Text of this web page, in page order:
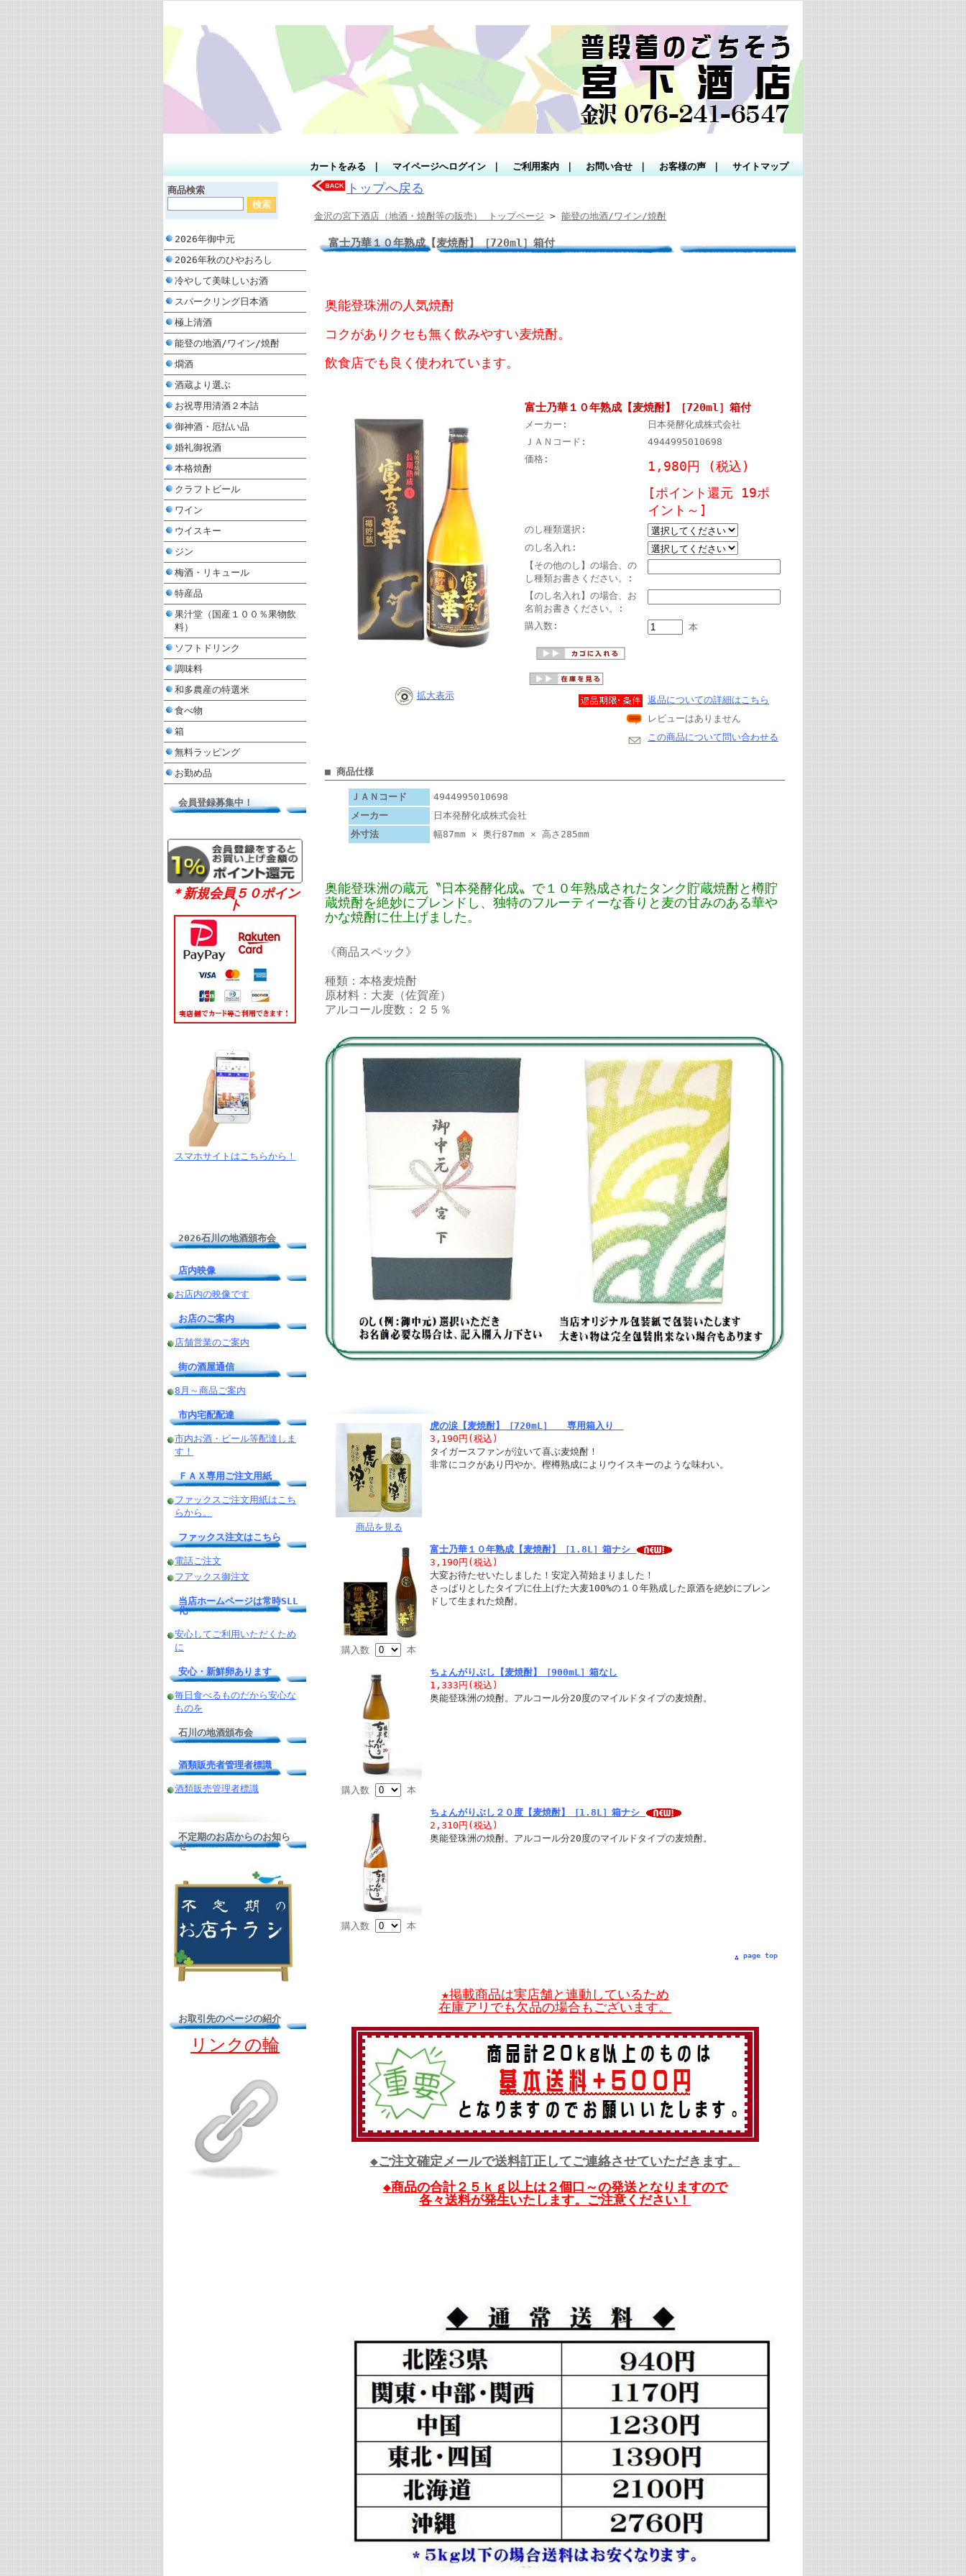
カートをみる マイページへログイン ご利用案内 お問い合せ お客様の声 サイトマップ
商品検索
2026年御中元
2026年秋のひやおろし
冷やして美味しいお酒
スパークリング日本酒
極上清酒
能登の地酒/ワイン/焼酎
燗酒
酒蔵より選ぶ
お祝専用清酒２本詰
御神酒・厄払い品
婚礼御祝酒
本格焼酎
クラフトビール
ワイン
ウイスキー
ジン
梅酒・リキュール
特産品
果汁堂（国産１００％果物飲
料）
ソフトドリンク
調味料
和多農産の特選米
食べ物
箱
無料ラッピング
お勤め品
会員登録募集中！
＊新規会員５０ポイン
ト
スマホサイトはこちらから！
2026石川の地酒頒布会
店内映像
お店内の映像です
お店のご案内
店舗営業のご案内
街の酒屋通信
8月～商品ご案内
市内宅配配達
市内お酒・ビール等配達しま
す！
ＦＡＸ専用ご注文用紙
ファックスご注文用紙はこち
らから。
ファックス注文はこちら
電話ご注文
フアックス御注文
当店ホームページは常時SLL
化
安心してご利用いただくため
に
安心・新鮮卵あります
毎日食べるものだから安心な
ものを
石川の地酒頒布会
酒類販売者管理者標識
酒類販売管理者標識
不定期のお店からのお知ら
せ
お取引先のページの紹介
リンクの輪
トップへ戻る
金沢の宮下酒店（地酒・焼酎等の販売） トップページ > 能登の地酒/ワイン/焼酎
富士乃華１０年熟成【麦焼酎】［720ml］箱付
奥能登珠洲の人気焼酎
コクがありクセも無く飲みやすい麦焼酎。
飲食店でも良く使われています。
拡大表示
富士乃華１０年熟成【麦焼酎】［720ml］箱付
メーカー:
日本発酵化成株式会社
ＪＡＮコード:
4944995010698
価格:
1,980円 (税込)
[ポイント還元 19ポ
イント～]
のし種類選択:
のし名入れ:
【その他のし】の場合、の
し種類お書きください。:
【のし名入れ】の場合、お
名前お書きください。:
購入数:
本
返品についての詳細はこちら
レビューはありません
この商品について問い合わせる
■ 商品仕様
ＪＡＮコード
4944995010698
メーカー
日本発酵化成株式会社
外寸法
幅87mm × 奥行87mm × 高さ285mm
奥能登珠洲の蔵元〝日本発酵化成〟で１０年熟成されたタンク貯蔵焼酎と樽貯
蔵焼酎を絶妙にブレンドし、独特のフルーティーな香りと麦の甘みのある華や
かな焼酎に仕上げました。
《商品スペック》
種類：本格麦焼酎
原材料：大麦（佐賀産）
アルコール度数：２５％
商品を見る
虎の涙【麦焼酎】［720mL］ 専用箱入り
3,190円(税込)
タイガースファンが泣いて喜ぶ麦焼酎！
非常にコクがあり円やか。樫樽熟成によりウイスキーのような味わい。
購入数 本
富士乃華１０年熟成【麦焼酎】［1.8L］箱ナシ
3,190円(税込)
大変お待たせいたしました！安定入荷始まりました！
さっぱりとしたタイプに仕上げた大麦100%の１０年熟成した原酒を絶妙にブレン
ドして生まれた焼酎。
購入数 本
ちょんがりぶし【麦焼酎】［900mL］箱なし
1,333円(税込)
奥能登珠洲の焼酎。アルコール分20度のマイルドタイプの麦焼酎。
購入数 本
ちょんがりぶし２０度【麦焼酎】［1.8L］箱ナシ
2,310円(税込)
奥能登珠洲の焼酎。アルコール分20度のマイルドタイプの麦焼酎。
page top
★掲載商品は実店舗と連動しているため
在庫アリでも欠品の場合もございます。
◆ご注文確定メールで送料訂正してご連絡させていただきます。
◆商品の合計２５ｋｇ以上は２個口～の発送となりますので
各々送料が発生いたします。ご注意ください！